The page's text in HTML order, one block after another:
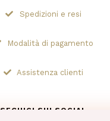
Spedizioni e resi
Modalità di pagamento
Assistenza clienti
SEGUICI SUI SOCIAL